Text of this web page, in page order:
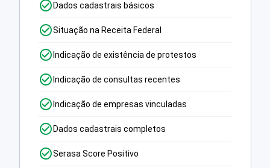
Dados cadastrais básicos
Situação na Receita Federal
Indicação de existência de protestos
Indicação de consultas recentes
Indicação de empresas vinculadas
Dados cadastrais completos
Serasa Score Positivo